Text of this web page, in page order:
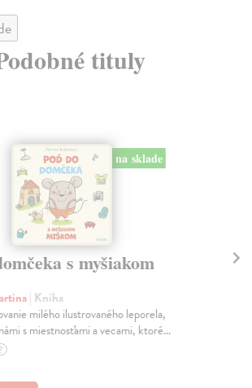
tituly
na sklade
s myšiakom
| Kniha
milého ilustrovaného leporela,
s miestnosťami a vecami, ktoré...